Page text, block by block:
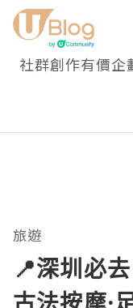
社群創作有價企
旅遊
📍深圳必